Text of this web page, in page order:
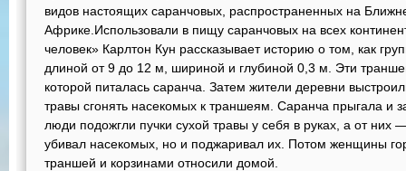
видов настоящих саранчовых, распространенных на
Африке.Использовали в пищу саранчовых на всех
человек» Карлтон Кун рассказывает историю о том, как
длиной от 9 до 12 м, шириной и глубиной 0,3 м. Эти
которой питалась саранча. Затем жители деревни
травы сгонять насекомых к траншеям. Саранча прыгала и
люди подожгли пучки сухой травы у себя в руках, а от них
убивал насекомых, но и поджаривал их. Потом женщины
траншей и корзинами относили домой.